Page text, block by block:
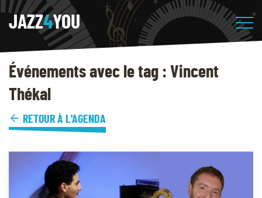
JAZZ4YOU
Événements avec le tag : Vincent
Thékal
RETOUR À L'AGENDA